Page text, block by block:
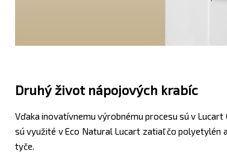
Druhý život nápojových krabíc
Vďaka inovatívnemu výrobnému procesu sú v
sú využité v Eco Natural Lucart zatiaľ čo polyetylén
tyče.